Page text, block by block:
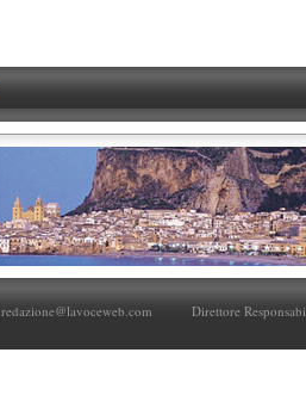
redazione@lavoceweb.com Direttore